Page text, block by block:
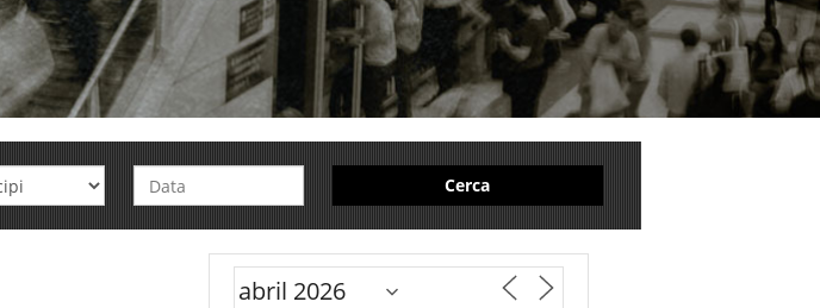
Cerca